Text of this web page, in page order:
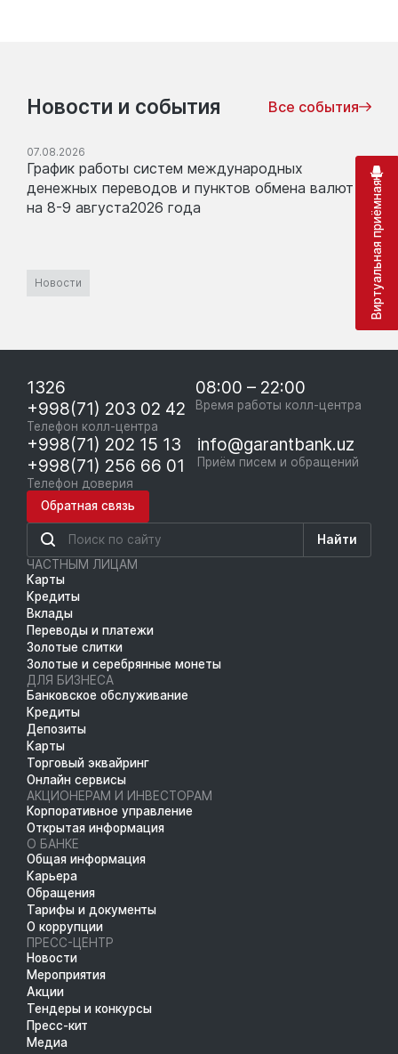
Новости и события Все события
07.08.2026
График работы систем международных
денежных переводов и пунктов обмена валют
на 8-9 августа2026 года
Новости
1326
+998(71) 203 02 42
Телефон колл-центра
08:00 – 22:00
Время работы колл-центра
+998(71) 202 15 13
+998(71) 256 66 01
Телефон доверия
info@garantbank.uz
Приём писем и обращений
Обратная связь
Найти
ЧАСТНЫМ ЛИЦАМ
Карты
Кредиты
Вклады
Переводы и платежи
Золотые слитки
Золотые и серебрянные монеты
ДЛЯ БИЗНЕСА
Банковское обслуживание
Кредиты
Депозиты
Карты
Торговый эквайринг
Онлайн сервисы
АКЦИОНЕРАМ И ИНВЕСТОРАМ
Корпоративное управление
Открытая информация
О БАНКЕ
Общая информация
Карьера
Обращения
Тарифы и документы
О коррупции
ПРЕСС-ЦЕНТР
Новости
Мероприятия
Акции
Тендеры и конкурсы
Пресс-кит
Медиа
Виртуальная приёмная